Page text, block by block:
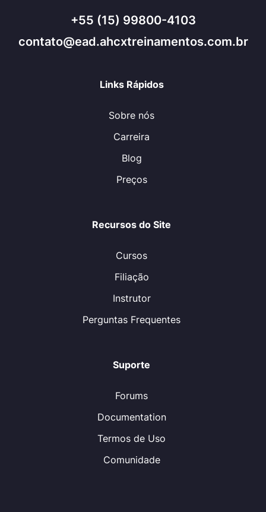
+55 (15) 99800-4103
contato@ead.ahcxtreinamentos.com.br
Links Rápidos
Sobre nós
Carreira
Blog
Preços
Recursos do Site
Cursos
Filiação
Instrutor
Perguntas Frequentes
Suporte
Forums
Documentation
Termos de Uso
Comunidade